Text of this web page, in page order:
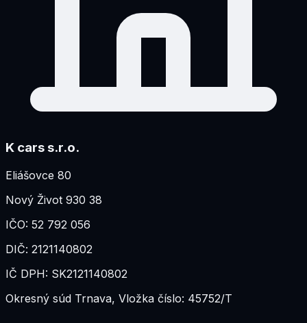
K cars s.r.o.
Eliášovce 80
Nový Život 930 38
IČO: 52 792 056
DIČ: 2121140802
IČ DPH: SK2121140802
Okresný súd Trnava, Vložka číslo: 45752/T